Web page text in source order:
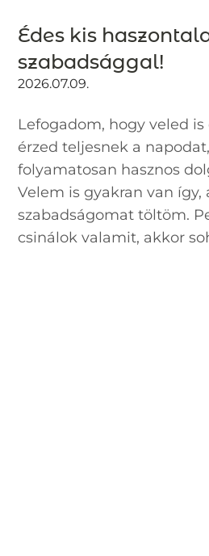
Édes kis
szabadsággal!
2026.07.09.
Lefogadom, hogy veled
érzed teljesnek a
folyamatosan hasznos
Velem is gyakran van így,
szabadságomat töltöm.
csinálok valamit, akkor